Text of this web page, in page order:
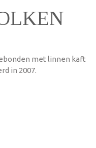
met linnen kaft
in 2007.